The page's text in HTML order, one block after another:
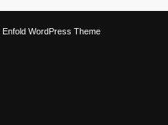
WordPress Theme